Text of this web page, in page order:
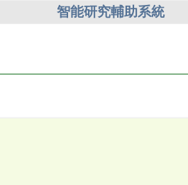
智能研究輔助系統